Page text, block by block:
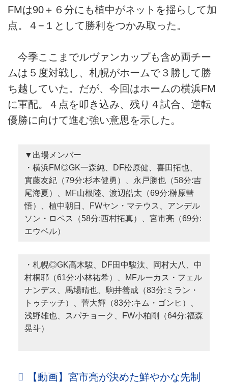
FMは90＋６分にも植中がネットを揺らして加
点。４−１として勝利をつかみ取った。
今季ここまでルヴァンカップも含め両チー
ムは５度対戦し、札幌がホームで３勝して勝
ち越していた。だが、今回はホームの横浜FM
に軍配。４点を叩き込み、残り４試合、逆転
優勝に向けて進む強い意思を示した。
▼出場メンバー
・横浜FM◎GK一森純、DF松原健、喜田拓也、
實藤友紀（79分:杉本健勇）、永戸勝也（58分:吉
尾海夏）、MF山根陸、渡辺皓太（69分:榊原彗
悟）、植中朝日、FWヤン・マテウス、アンデル
ソン・ロペス（58分:西村拓真）、宮市亮（69分:
エウベル）
・札幌◎GK高木駿、DF田中駿汰、岡村大八、中
村桐耶（61分:小林祐希）、MFルーカス・フェル
ナンデス、馬場晴也、駒井善成（83分:ミラン・
トゥチッチ）、菅大輝（83分:キム・ゴンヒ）、
浅野雄也、スパチョーク、FW小柏剛（64分:福森
晃斗）
【動画】宮市亮が決めた鮮やかな先制